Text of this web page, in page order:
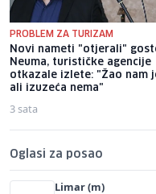
PROBLEM ZA TURIZAM
Novi nameti "otjerali"
Neuma, turističke agencije
otkazale izlete: "Žao nam
ali izuzeća nema"
3 sata
Oglasi za posao
Limar (m)